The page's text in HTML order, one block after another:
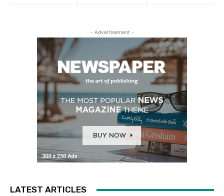
- Advertisement -
LATEST ARTICLES